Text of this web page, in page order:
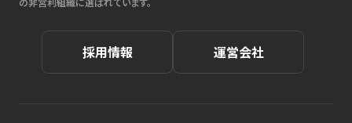
採用情報 運営会社